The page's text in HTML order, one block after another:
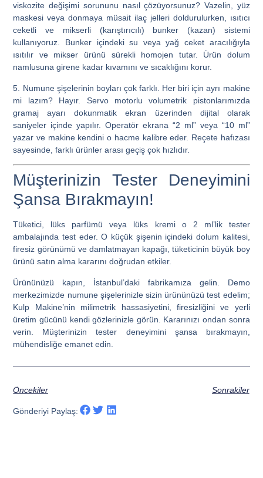
viskozite değişimi sorununu nasıl çözüyorsunuz? Vazelin, yüz
maskesi veya donmaya müsait ilaç jelleri doldurulurken, ısıtıcı
ceketli ve mikserli (karıştırıcılı) bunker (kazan) sistemi
kullanıyoruz. Bunker içindeki su veya yağ ceket aracılığıyla
ısıtılır ve mikser ürünü sürekli homojen tutar. Ürün dolum
namlusuna girene kadar kıvamını ve sıcaklığını korur.
5. Numune şişelerinin boyları çok farklı. Her biri için ayrı makine
mi lazım?Hayır. Servo motorlu volumetrik pistonlarımızda
gramaj ayarı dokunmatik ekran üzerinden dijital olarak
saniyeler içinde yapılır. Operatör ekrana “2 ml” veya “10 ml”
yazar ve makine kendini o hacme kalibre eder. Reçete hafızası
sayesinde, farklı ürünler arası geçiş çok hızlıdır.
Müşterinizin Tester Deneyimini
Şansa Bırakmayın!
Tüketici, lüks parfümü veya lüks kremi o 2 ml’lik tester
ambalajında test eder. O küçük şişenin içindeki dolum kalitesi,
firesiz görünümü ve damlatmayan kapağı, tüketicinin büyük boy
ürünü satın alma kararını doğrudan etkiler.
Ürününüzü kapın, İstanbul’daki fabrikamıza gelin.
Demo
merkezimizde numune şişelerinizle sizin ürününüzü test edelim;
Kulp Makine’nin milimetrik hassasiyetini, firesizliğini ve yerli
üretim gücünü kendi gözlerinizle görün. Kararınızı ondan sonra
verin. Müşterinizin tester deneyimini şansa bırakmayın,
mühendisliğe emanet edin.
Öncekiler Sonrakiler
Gönderiyi Paylaş: